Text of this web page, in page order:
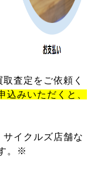
査定をご依頼く
込みいただくと、
イクルズ店舗な
。※